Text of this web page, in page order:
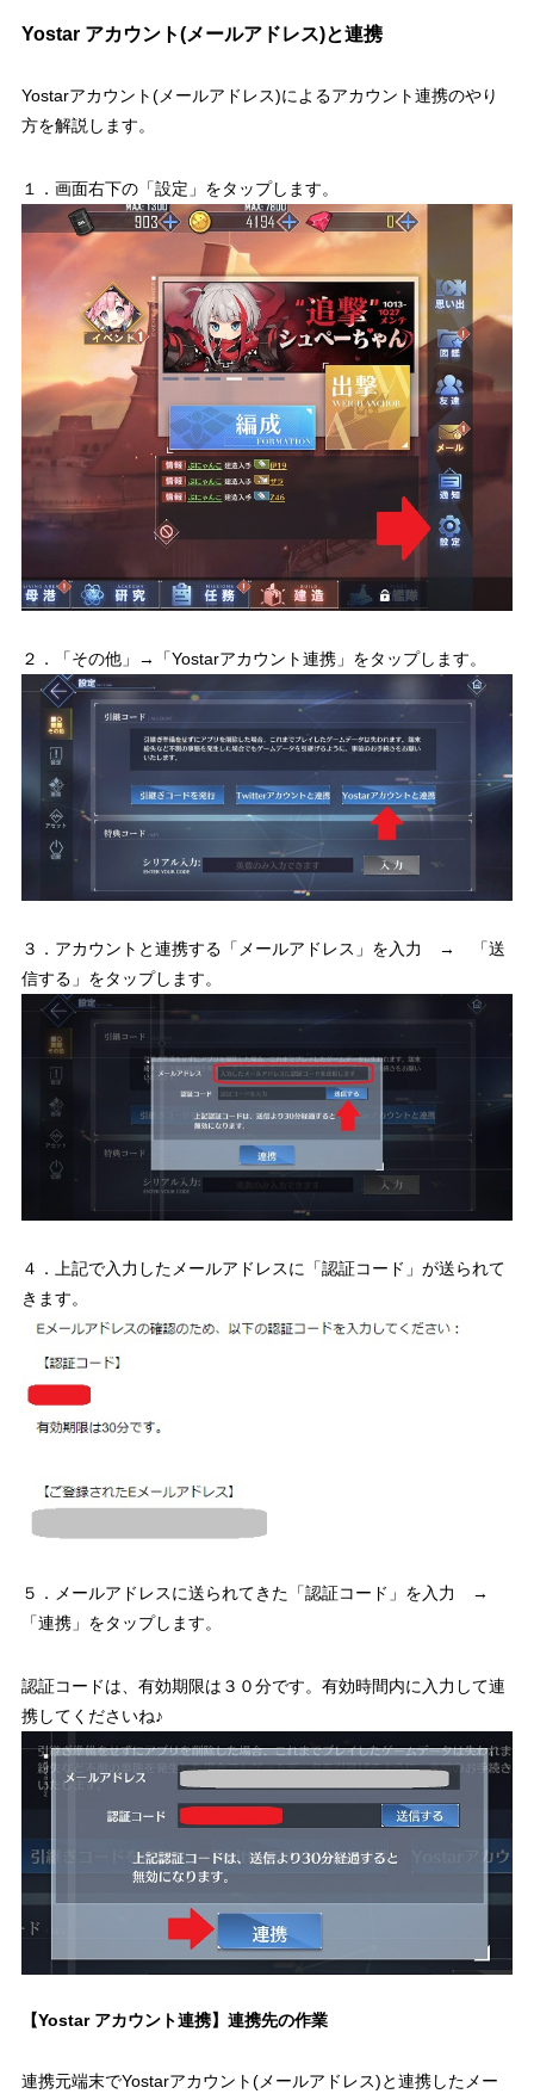
Yostar アカウント(メールアドレス)と連携
Yostarアカウント(メールアドレス)によるアカウント連携のやり
方を解説します。
１．画面右下の「設定」をタップします。
２．「その他」→「Yostarアカウント連携」をタップします。
３．アカウントと連携する「メールアドレス」を入力 → 「送
信する」をタップします。
４．上記で入力したメールアドレスに「認証コード」が送られて
きます。
５．メールアドレスに送られてきた「認証コード」を入力 →
「連携」をタップします。
認証コードは、有効期限は３０分です。有効時間内に入力して連
携してくださいね♪
【Yostar アカウント連携】連携先の作業
連携元端末でYostarアカウント(メールアドレス)と連携したメー